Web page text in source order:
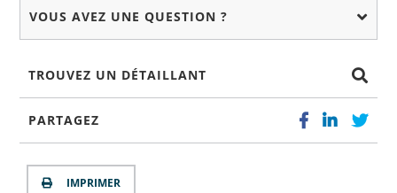
VOUS AVEZ UNE QUESTION ?
TROUVEZ UN DÉTAILLANT
PARTAGEZ
IMPRIMER